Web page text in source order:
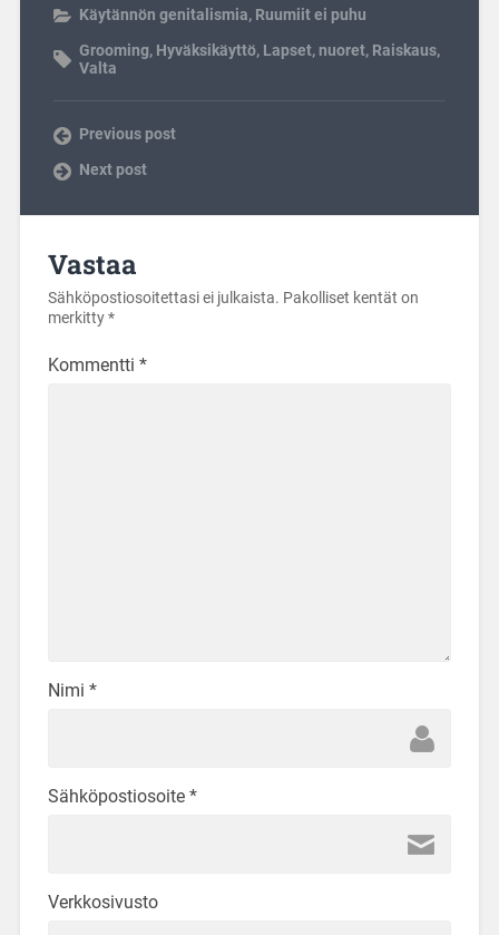
Käytännön genitalismia, Ruumiit ei puhu
Grooming, Hyväksikäyttö, Lapset,nuoret, Raiskaus,
Valta
Previous post
Next post
Vastaa
Sähköpostiosoitettasi ei julkaista. Pakolliset kentät on
merkitty*
Kommentti *
Nimi *
Sähköpostiosoite *
Verkkosivusto